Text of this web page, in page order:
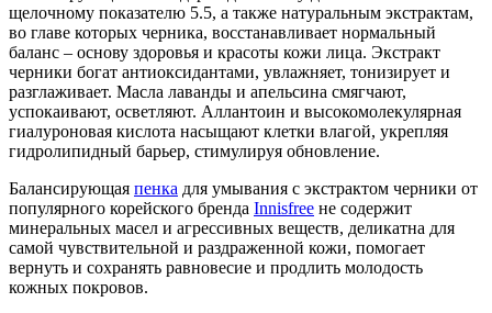
щелочному показателю 5.5, а также натуральным экстрактам,
во главе которых черника, восстанавливает нормальный
баланс – основу здоровья и красоты кожи лица. Экстракт
черники богат антиоксидантами, увлажняет, тонизирует и
разглаживает. Масла лаванды и апельсина смягчают,
успокаивают, осветляют. Аллантоин и высокомолекулярная
гиалуроновая кислота насыщают клетки влагой, укрепляя
гидролипидный барьер, стимулируя обновление.
Балансирующая пенка для умывания с экстрактом черники от
популярного корейского бренда Innisfree не содержит
минеральных масел и агрессивных веществ, деликатна для
самой чувствительной и раздраженной кожи, помогает
вернуть и сохранять равновесие и продлить молодость
кожных покровов.